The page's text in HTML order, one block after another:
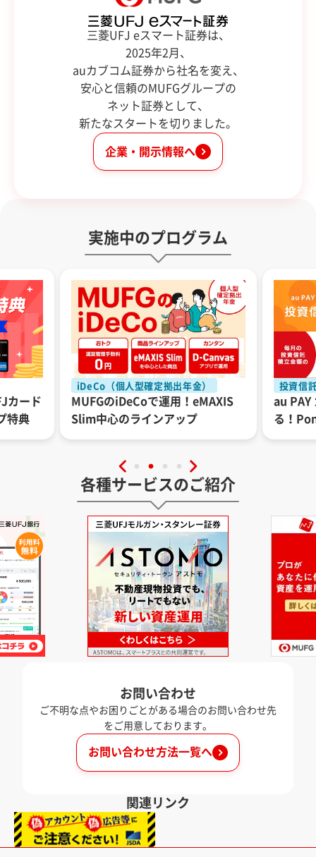
三菱UFJ eスマート証券は、
2025年2月、
auカブコム証券から社名を変え、
安心と信頼のMUFGグループの
ネット証券として、
新たなスタートを切りました。
企業・開示情報へ
実施中のプログラム
カード
特典
iDeCo（個人型確定拠出年金）
MUFGのiDeCoで運用！eMAXIS
Slim中心のラインアップ
投資信
au PAY
る！
各種サービスのご紹介
お問い合わせ
ご不明な点やお困りごとがある場合のお問い合わせ先
をご用意しております。
お問い合わせ方法一覧へ
関連リンク